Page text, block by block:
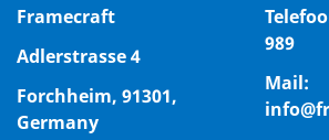
Framecraft
Adlerstrasse 4
Forchheim, 91301,
Germany
989
Mail: